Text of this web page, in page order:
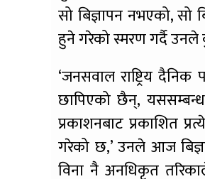
सो बिज्ञापन नभएको, सो
हुने गरेको स्मरण गर्दै उनले
‘जनसवाल राष्ट्रिय
छापिएको छैन्,
प्रकाशनबाट प्रकाशित
गरेको छ,’ उनले आज
विना नै अनधिकृत